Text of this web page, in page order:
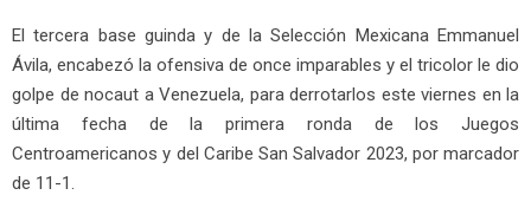
El tercera base guinda y de la Selección Mexicana Emmanuel
Ávila, encabezó la ofensiva de once imparables y el tricolor le dio
golpe de nocaut a Venezuela, para derrotarlos este viernes en la
última fecha de la primera ronda de los Juegos
Centroamericanos y del Caribe San Salvador 2023, por marcador
de 11-1.